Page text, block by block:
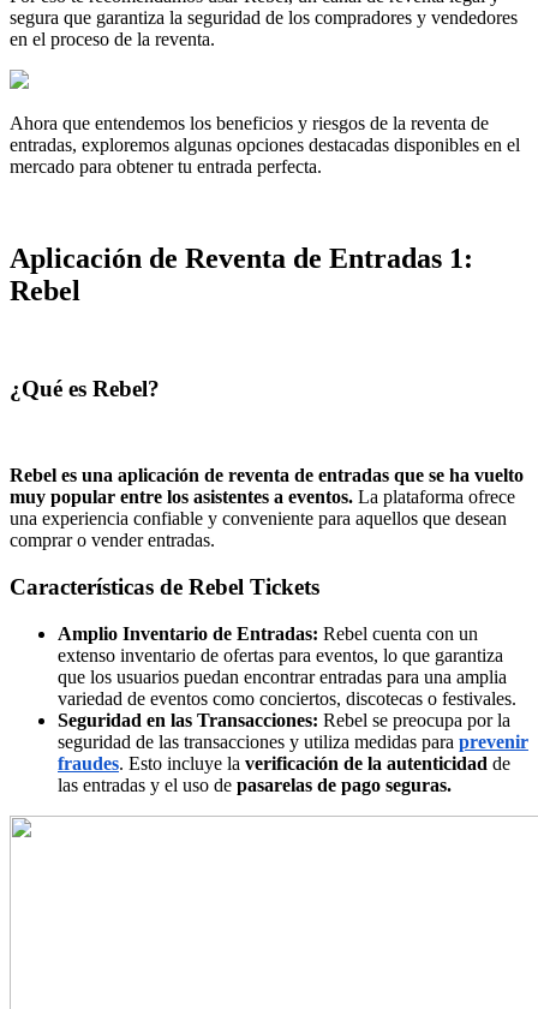
segura que garantiza la seguridad de los compradores y vendedores
en el proceso de la reventa.
Ahora que entendemos los beneficios y riesgos de la reventa de
entradas, exploremos algunas opciones destacadas disponibles en el
mercado para obtener tu entrada perfecta.
Aplicación de Reventa de Entradas 1:
Rebel
¿Qué es Rebel?
Rebel es una aplicación de reventa de entradas que se ha vuelto
muy popular entre los asistentes a eventos. La plataforma ofrece
una experiencia confiable y conveniente para aquellos que desean
comprar o vender entradas.
Características de Rebel Tickets
Amplio Inventario de Entradas: Rebel cuenta con un
extenso inventario de ofertas para eventos, lo que garantiza
que los usuarios puedan encontrar entradas para una amplia
variedad de eventos como conciertos, discotecas o festivales.
Seguridad en las Transacciones: Rebel se preocupa por la
seguridad de las transacciones y utiliza medidas para prevenir
fraudes. Esto incluye la verificación de la autenticidad de
las entradas y el uso de pasarelas de pago seguras.